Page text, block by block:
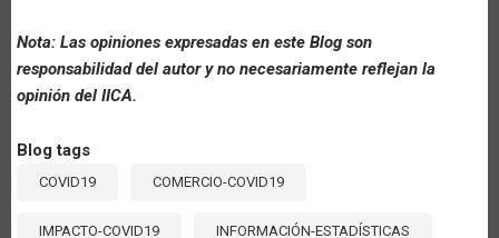
Nota: Las opiniones expresadas en este Blog son
responsabilidad del autor y no necesariamente reflejan la
opinión del IICA.
Blog tags
COVID19 COMERCIO-COVID19
IMPACTO-COVID19 INFORMACIÓN-ESTADÍSTICAS